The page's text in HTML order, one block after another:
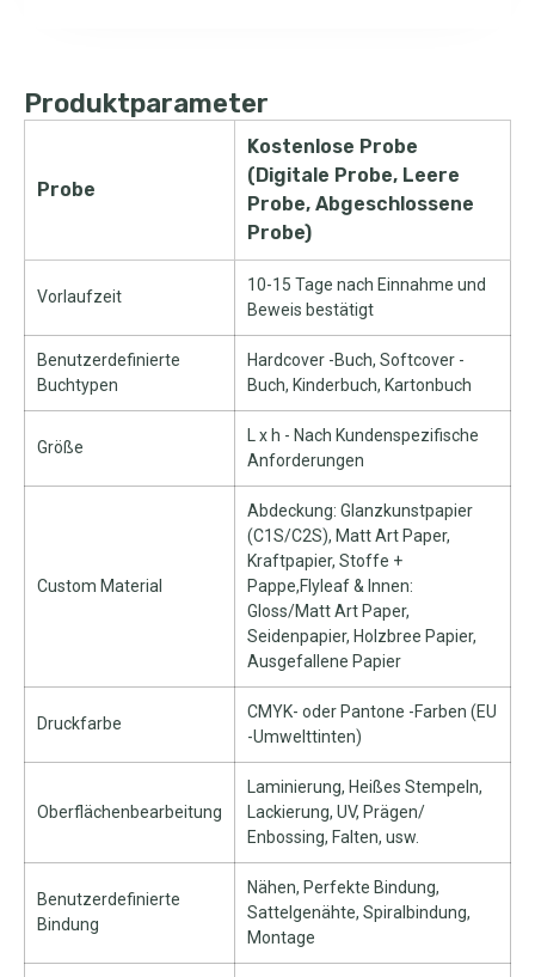
Produktparameter
Probe
Kostenlose Probe
(Digitale Probe, Leere
Probe, Abgeschlossene
Probe)
Vorlaufzeit
10-15 Tage nach Einnahme und
Beweis bestätigt
Benutzerdefinierte
Buchtypen
Hardcover -Buch, Softcover -
Buch, Kinderbuch, Kartonbuch
Größe
L x h - Nach Kundenspezifische
Anforderungen
Custom Material
Abdeckung: Glanzkunstpapier
(C1S/C2S), Matt Art Paper,
Kraftpapier, Stoffe +
Pappe,Flyleaf & Innen:
Gloss/Matt Art Paper,
Seidenpapier, Holzbree Papier,
Ausgefallene Papier
Druckfarbe
CMYK- oder Pantone -Farben (EU
-Umwelttinten)
Oberflächenbearbeitung
Laminierung, Heißes Stempeln,
Lackierung, UV, Prägen/
Enbossing, Falten, usw.
Benutzerdefinierte
Bindung
Nähen, Perfekte Bindung,
Sattelgenähte, Spiralbindung,
Montage